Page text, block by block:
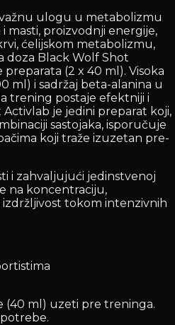
ulogu u metabolizmu
masti, proizvodnji energije,
ćelijskom metabolizmu,
doza Black Wolf Shot
(2 x 40 ml). Visoka
ml) i sadržaj beta-alanina u
trening postaje efektniji i
je jedini preparat koji,
sastojaka, isporučuje
koji traže izuzetan pre-
i zahvaljujući jedinstvenoj
na koncentraciju,
izdržljivost tokom intenzivnih
(40 ml) uzeti pre treninga.